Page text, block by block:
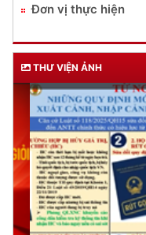
Đơn vị thực hiện
THƯ VIỆN ẢNH